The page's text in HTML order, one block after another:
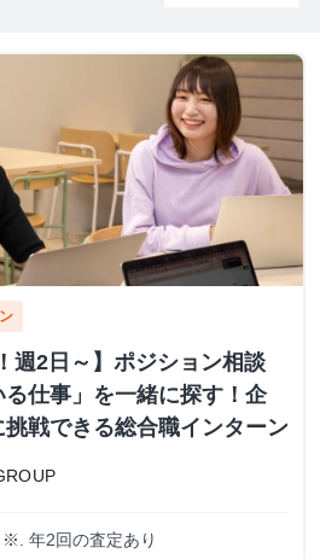
週2日～】ポジション相談
仕事」を一緒に探す！企
戦できる総合職インターン
年2回の査定あり